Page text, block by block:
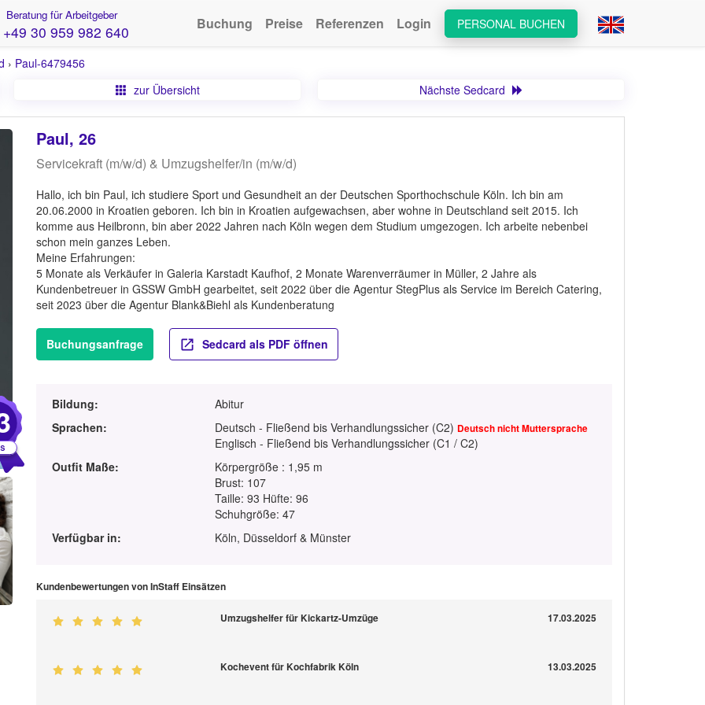
Beratung für Arbeitgeber
+49 30 959 982 640 PERSONAL BUCHEN
Buchung Preise Referenzen Login
› Paul-6479456
zur Übersicht
Nächste Sedcard
Paul, 26
Servicekraft (m/w/d) & Umzugshelfer/in (m/w/d)
Hallo, ich bin Paul, ich studiere Sport und Gesundheit an der Deutschen Sporthochschule Köln. Ich bin am
20.06.2000 in Kroatien geboren. Ich bin in Kroatien aufgewachsen, aber wohne in Deutschland seit 2015. Ich
komme aus Heilbronn, bin aber 2022 Jahren nach Köln wegen dem Studium umgezogen. Ich arbeite nebenbei
schon mein ganzes Leben.
Meine Erfahrungen:
5 Monate als Verkäufer in Galeria Karstadt Kaufhof, 2 Monate Warenverräumer in Müller, 2 Jahre als
Kundenbetreuer in GSSW GmbH gearbeitet, seit 2022 über die Agentur StegPlus als Service im Bereich Catering,
seit 2023 über die Agentur Blank&Biehl als Kundenberatung
Buchungsanfrage Sedcard als PDF öffnen
Bildung:
Abitur
Sprachen:
Deutsch - Fließend bis Verhandlungssicher (C2) Deutsch nicht Muttersprache
Englisch - Fließend bis Verhandlungssicher (C1 / C2)
Outfit Maße:
Körpergröße : 1,95 m
Brust: 107
Taille: 93 Hüfte: 96
Schuhgröße: 47
Verfügbar in:
Köln, Düsseldorf & Münster
Kundenbewertungen von InStaff Einsätzen
Umzugshelfer für Kickartz-Umzüge 17.03.2025
Kochevent für Kochfabrik Köln 13.03.2025